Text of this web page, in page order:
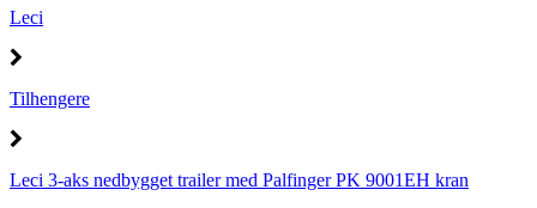
Leci
Tilhengere
Leci 3-aks nedbygget trailer med Palfinger PK 9001EH kran